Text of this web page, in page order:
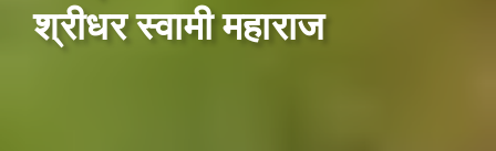
श्रीधर स्वामी महाराज